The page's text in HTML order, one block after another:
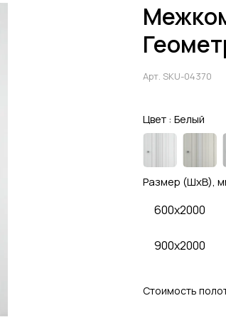
Арт. SKU-04370
Цвет : Белый
Размер (ШхВ),
600x2000
900x2000
Стоимость